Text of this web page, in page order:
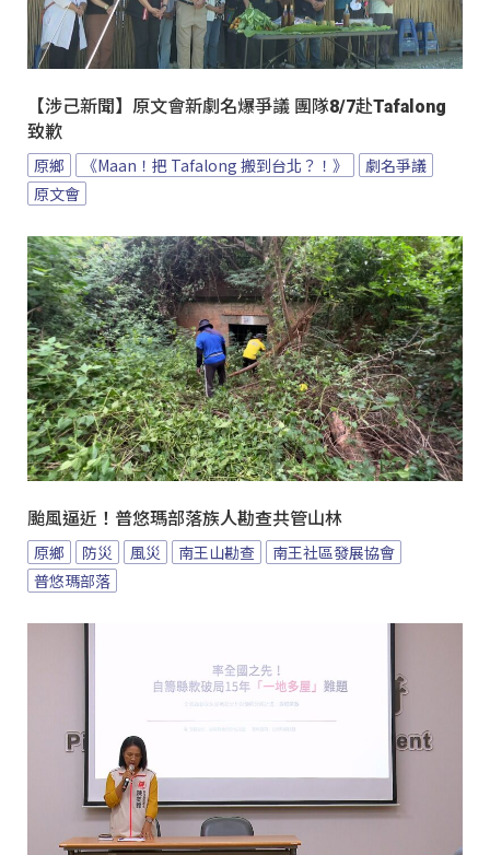
【涉己新聞】原文會新劇名爆爭議 團隊8/7赴Tafalong
致歉
原鄉 《Maan！把 Tafalong 搬到台北？！》
劇名爭議
原文會
颱風逼近！普悠瑪部落族人勘查共管山林
原鄉 防災 風災 南王山勘查
南王社區發展協會
普悠瑪部落